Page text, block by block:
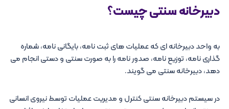
دبیرخانه سنتی چیست؟
به واحد دبیرخانه ای که عملیات های ثبت نامه، بایگانی نامه، شماره
گذاری نامه، توزیع نامه، صدور نامه را به صورت سنتی و دستی انجام می
دهد، دبیرخانه سنتی می گویند.
در سیستم دبیرخانه سنتی کنترل و مدیریت عملیات توسط نیروی انسانی